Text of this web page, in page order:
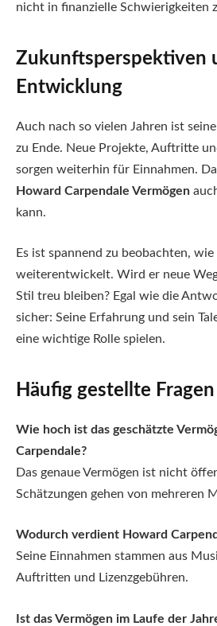
nicht in finanzielle Schwierigkeiten
Zukunftsperspektiven
Entwicklung
Auch nach so vielen Jahren ist
zu Ende. Neue Projekte, Auftritte
sorgen weiterhin für Einnahmen.
Howard Carpendale Vermögen
kann.
Es ist spannend zu beobachten,
weiterentwickelt. Wird er neue
Stil treu bleiben? Egal wie die
sicher: Seine Erfahrung und sein
eine wichtige Rolle spielen.
Häufig gestellte
Wie hoch ist das geschätzte
Carpendale?
Das genaue Vermögen ist nicht
Schätzungen gehen von mehreren
Wodurch verdient Howard
Seine Einnahmen stammen aus
Auftritten und Lizenzgebühren.
Ist das Vermögen im Laufe der